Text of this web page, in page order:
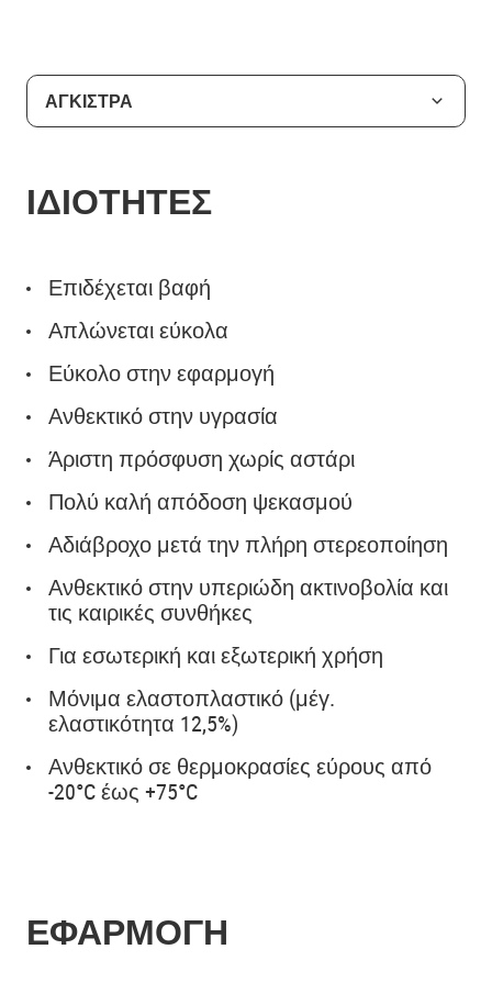
ΑΓΚΙΣΤΡΑ
ΙΔΙΟΤΗΤΕΣ
Επιδέχεται βαφή
Απλώνεται εύκολα
Εύκολο στην εφαρμογή
Ανθεκτικό στην υγρασία
Άριστη πρόσφυση χωρίς αστάρι
Πολύ καλή απόδοση ψεκασμού
Αδιάβροχο μετά την πλήρη στερεοποίηση
Ανθεκτικό στην υπεριώδη ακτινοβολία και
τις καιρικές συνθήκες
Για εσωτερική και εξωτερική χρήση
Μόνιμα ελαστοπλαστικό (μέγ.
ελαστικότητα 12,5%)
Ανθεκτικό σε θερμοκρασίες εύρους από
-20°C έως +75°C
ΕΦΑΡΜΟΓΗ